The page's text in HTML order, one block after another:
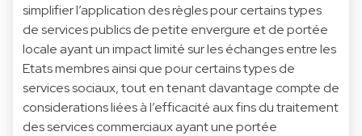
simplifier l’application des règles pour certains types
de services publics de petite envergure et de portée
locale ayant un impact limité sur les échanges entre les
Etats membres ainsi que pour certains types de
services sociaux, tout en tenant davantage compte de
considerations liées à l’efficacité aux fins du traitement
des services commerciaux ayant une portée